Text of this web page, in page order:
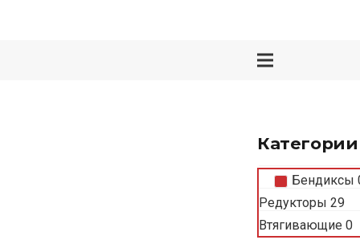
Бендиксы
Редукторы 29
Втягивающие 0